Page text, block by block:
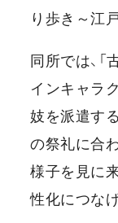
り歩き～江
同所では、
インキャラ
妓を派遣す
の祭礼に合
様子を見に
性化につな